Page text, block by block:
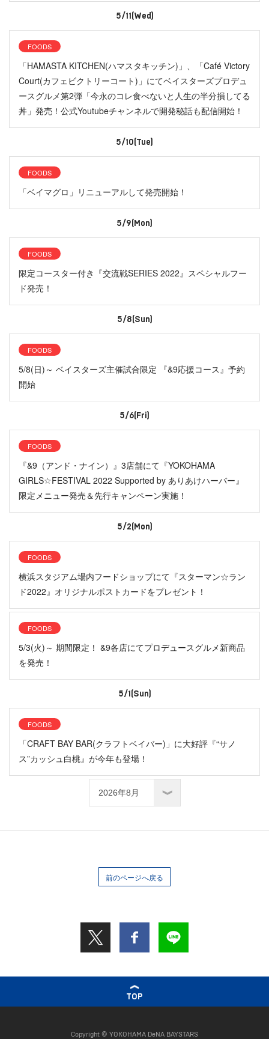
5/11(Wed)
FOODS
「HAMASTA KITCHEN(ハマスタキッチン)」、「Café Victory
Court(カフェビクトリーコート)」にてベイスターズプロデュ
ースグルメ第2弾「今永のコレ食べないと人生の半分損してる
丼」発売！公式Youtubeチャンネルで開発秘話も配信開始！
5/10(Tue)
FOODS
「ベイマグロ」リニューアルして発売開始！
5/9(Mon)
FOODS
限定コースター付き『交流戦SERIES 2022』スペシャルフー
ド発売！
5/8(Sun)
FOODS
5/8(日)～ ベイスターズ主催試合限定 『&9応援コース』予約
開始
5/6(Fri)
FOODS
『&9（アンド・ナイン）』3店舗にて『YOKOHAMA
GIRLS☆FESTIVAL 2022 Supported by ありあけハーバー』
限定メニュー発売＆先行キャンペーン実施！
5/2(Mon)
FOODS
横浜スタジアム場内フードショップにて『スターマン☆ラン
ド2022』オリジナルポストカードをプレゼント！
FOODS
5/3(火)～ 期間限定！ &9各店にてプロデュースグルメ新商品
を発売！
5/1(Sun)
FOODS
「CRAFT BAY BAR(クラフトベイバー)」に大好評『“サノ
ス”カッシュ白桃』が今年も登場！
前のページへ戻る
TOP
Copyright © YOKOHAMA DeNA BAYSTARS